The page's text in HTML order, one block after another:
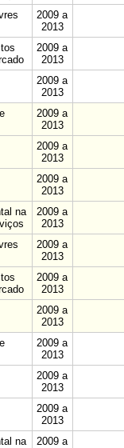
2009 a
2013
2009 a
2013
2009 a
2013
2009 a
2013
2009 a
2013
2009 a
2013
na
2009 a
2013
2009 a
2013
2009 a
2013
2009 a
2013
2009 a
2013
2009 a
2013
2009 a
2013
na
2009 a